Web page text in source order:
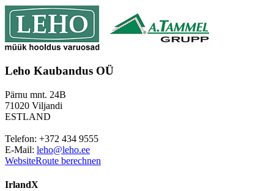
Leho Kaubandus OÜ
Pärnu mnt. 24B
71020 Viljandi
ESTLAND
Telefon: +372 434 9555
E-Mail: leho@leho.ee
WebsiteRoute berechnen
IrlandX